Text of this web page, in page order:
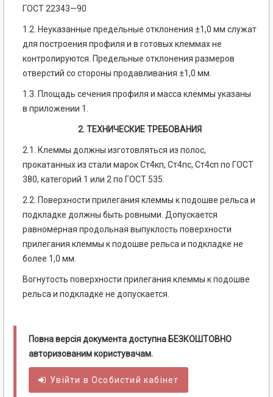
ГОСТ 22343—90
1.2. Неуказанные предельные отклонения ±1,0 мм служат
для построения профиля и в готовых клеммах не
контролируются. Предельные отклонения размеров
отверстий со стороны продавливания ±1,0 мм.
1.3. Площадь сечения профиля и масса клеммы указаны
в приложении 1.
2. ТЕХНИЧЕСКИЕ ТРЕБОВАНИЯ
2.1. Клеммы должны изготовляться из полос,
прокатанных из стали марок Ст4кп, Ст4пс, Ст4сп по ГОСТ
380, категорий 1 или 2 по ГОСТ 535.
2.2. Поверхности прилегания клеммы к подошве рельса и
подкладке должны быть ровными. Допускается
равномерная продольная выпуклость поверхности
прилегания клеммы к подошве рельса и подкладке не
более 1,0 мм.
Вогнутость поверхности прилегания клеммы к подошве
рельса и подкладке не допускается.
Повна версія документа доступна БЕЗКОШТОВНО
авторизованим користувачам.
Увійти вОсобистий кабінет